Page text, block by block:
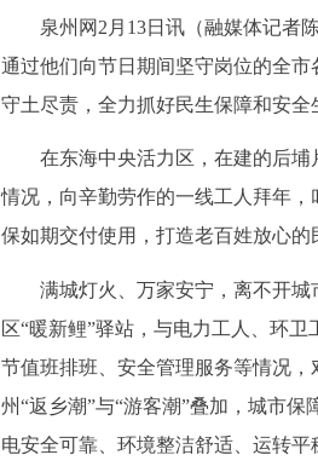
泉州网2月13日讯（融媒体记者
通过他们向节日期间坚守岗位的全
守土尽责，全力抓好民生保障和安全
在东海中央活力区，在建的后
情况，向辛勤劳作的一线工人拜年
保如期交付使用，打造老百姓放心的
满城灯火、万家安宁，离不开
区“暖新鲤”驿站，与电力工人、环
节值班排班、安全管理服务等情况
州“返乡潮”与“游客潮”叠加，城市
电安全可靠、环境整洁舒适、运转